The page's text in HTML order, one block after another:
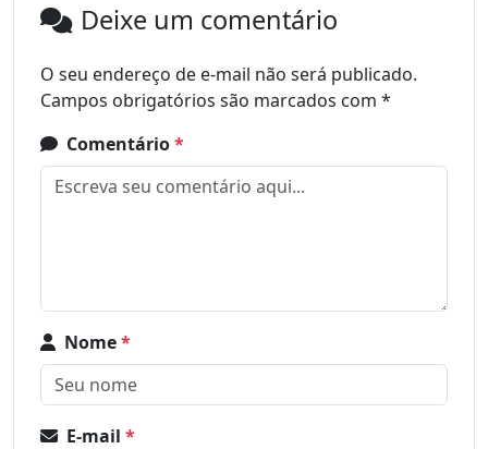
Deixe um comentário
O seu endereço de e-mail não será publicado.
Campos obrigatórios são marcados com *
Comentário*
Nome*
E-mail *